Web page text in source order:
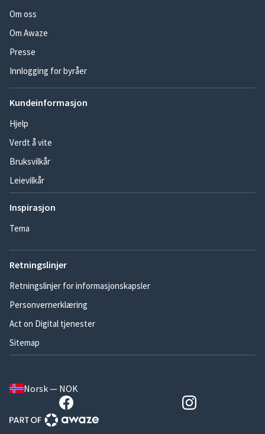
Om oss
Om Awaze
Presse
Innlogging for byråer
Kundeinformasjon
Hjelp
Verdt å vite
Bruksvilkår
Leievilkår
Inspirasjon
Tema
Retningslinjer
Retningslinjer for informasjonskapsler
Personvernerklæring
Act on Digital tjenester
Sitemap
Norsk — NOK